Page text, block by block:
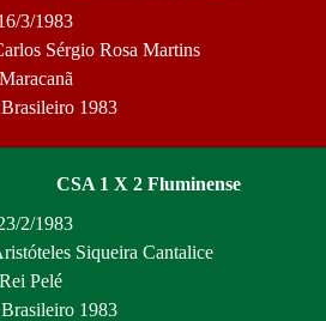
3/1983
Sérgio Rosa Martins
1983
CSA 1 X 2 Fluminense
2/1983
Siqueira Cantalice
Pelé
1983